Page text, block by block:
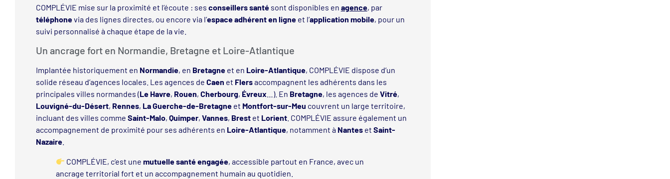
COMPLÉVIE mise sur la proximité et l’écoute : ses conseillers santésont disponibles en agence, par
téléphonevia des lignes directes, ou encore via l’espace adhérent en ligneet l’application mobile, pour un
suivi personnalisé à chaque étape de la vie.
Un ancrage fort en Normandie, Bretagne et Loire-Atlantique
Implantée historiquement en Normandie, en Bretagneet en Loire-Atlantique, COMPLÉVIE dispose d’un
solide réseau d’agences locales. Les agences de Caen et Flersaccompagnent les adhérents dans les
principales villes normandes (Le Havre, Rouen, Cherbourg, Évreux …). En Bretagne, les agences de Vitré,
Louvigné-du-Désert, Rennes, La Guerche-de-Bretagneet Montfort-sur-Meu couvrent un large territoire,
incluant des villes comme Saint-Malo, Quimper, Vannes, Brestet Lorient. COMPLÉVIE assure également un
accompagnement de proximité pour ses adhérents en Loire-Atlantique, notamment à Nanteset Saint-
Nazaire.
COMPLÉVIE, c’est une mutuelle santé engagée, accessible partout en France, avec un
ancrage territorial fort et un accompagnement humain au quotidien.